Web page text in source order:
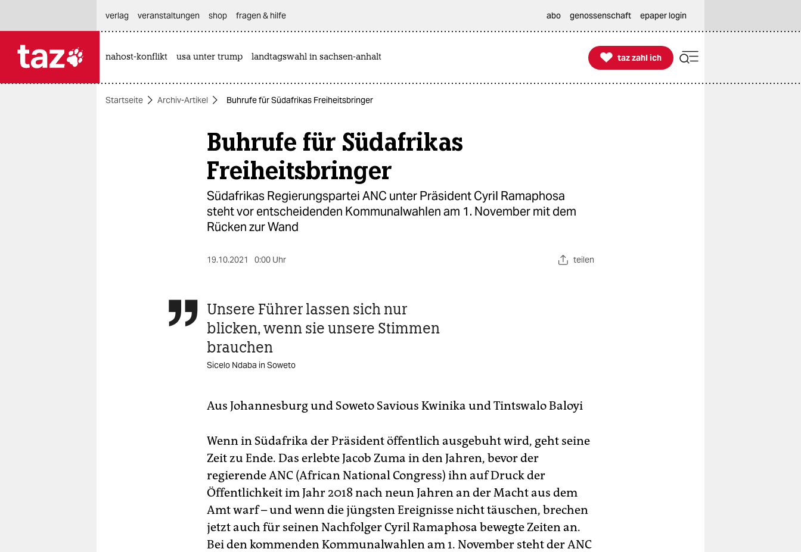
themen
verlag
veranstaltungen shop fragen & hilfe abo genossenschaft epaper login
nahost-konflikt usa unter trump landtagswahl in sachsen-anhalt 
taz zahl ich
taz zahl ich
Startseite Archiv-Artikel Buhrufe für Südafrikas Freiheitsbringer
Buhrufe für Südafrikas
Freiheitsbringer
Südafrikas Regierungspartei ANC unter Präsident Cyril Ramaphosa
steht vor entscheidenden Kommunalwahlen am 1. November mit dem
Rücken zur Wand
19.10.2021 0:00 Uhr teilen
 Unsere Führer lassen sich nur
blicken, wenn sie unsere Stimmen
brauchen
Sicelo Ndaba in Soweto
Aus Johannesburg und Soweto Savious Kwinika undTintswalo Baloyi
Wenn in Südafrika der Präsident öffentlich ausgebuht wird, geht seine
Zeit zu Ende. Das erlebte Jacob Zuma in den Jahren, bevor der
regierende ANC (African National Congress) ihn auf Druck der
Öffentlichkeit im Jahr 2018 nach neun Jahren an der Macht aus dem
Amt warf – und wenn die jüngsten Ereignisse nicht täuschen, brechen
jetzt auch für seinen Nachfolger Cyril Ramaphosa bewegte Zeiten an.
Bei den kommenden Kommunalwahlen am 1. November steht der ANC